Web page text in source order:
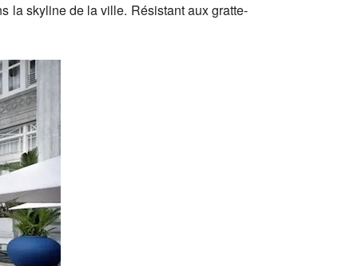
la skyline de la ville. Résistant aux gratte-